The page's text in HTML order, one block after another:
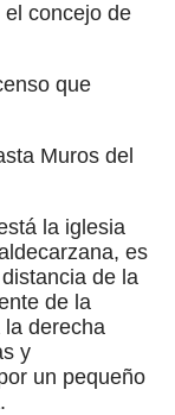
concejo de
que
Muros del
la iglesia
es
de la
de la
derecha
y
un pequeño